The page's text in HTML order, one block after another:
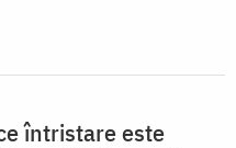
întristare este